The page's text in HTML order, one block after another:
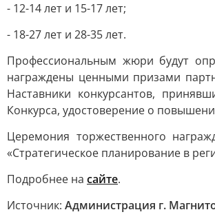
- 12-14 лет и 15-17 лет;
- 18-27 лет и 28-35 лет.
Профессиональным жюри будут
награждены ценными призами
Наставники конкурсантов,
Конкурса, удостоверение о
Церемония торжественного
«Стратегическое планирование в
Подробнее на сайте.
Источник: Администрация г.